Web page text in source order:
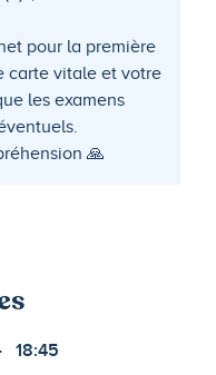
pour la première
carte vitale et votre
les examens
🙏
18:45